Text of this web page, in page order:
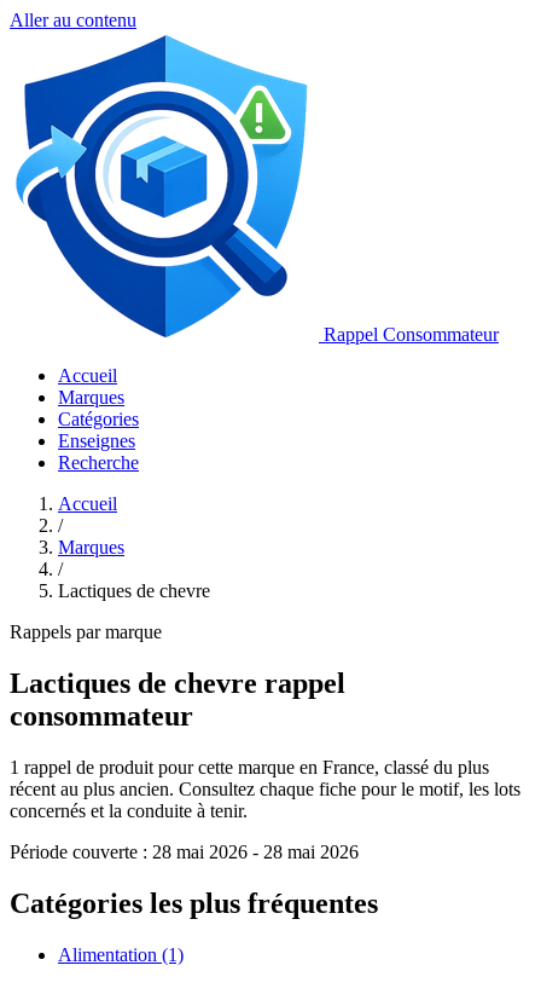
Aller au contenu
Rappel Consommateur
Accueil
Marques
Catégories
Enseignes
Recherche
Accueil
/
Marques
/
Lactiques de chevre
Rappels par marque
Lactiques de chevre rappel
consommateur
1 rappel de produit pour cette marque en France, classé du plus
récent au plus ancien. Consultez chaque fiche pour le motif, les lots
concernés et la conduite à tenir.
Période couverte : 28 mai 2026 - 28 mai 2026
Catégories les plus fréquentes
Alimentation (1)